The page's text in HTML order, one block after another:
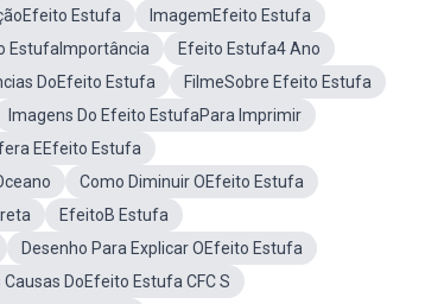
Estufa
ImagemEfeito Estufa
EstufaImportância
Efeito Estufa4 Ano
DoEfeito Estufa
FilmeSobre Efeito Estufa
Imagens Do Efeito EstufaPara Imprimir
EEfeito Estufa
Como Diminuir OEfeito Estufa
EfeitoB Estufa
Desenho Para Explicar OEfeito Estufa
Causas DoEfeito Estufa CFC S